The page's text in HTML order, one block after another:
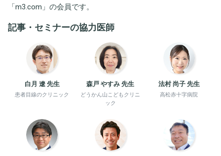
「m3.com 」の会員です。
記事・セミナーの協力医師
白月 遼 先生
患者目線のクリニック
森戸 やすみ 先生
どうかん山こどもクリニ
ック
法村 尚子 先生
高松赤十字病院